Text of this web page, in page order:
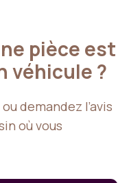
pièce est
véhicule ?
demandez l’avis
où vous